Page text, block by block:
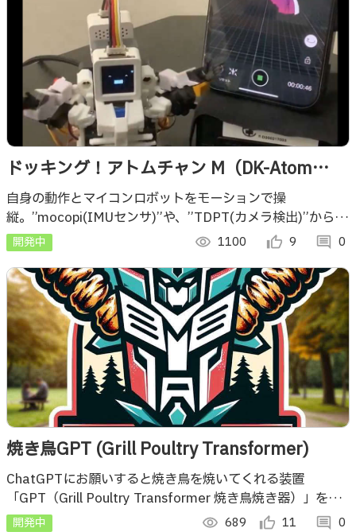
ドッキング！アトムチャン M（DK-Atom
Chan M）
自身の動作とマイコンロボットをモーションで操
縦。”mocopi(IMUセンサ)”や、”TDPT(カメラ検出)”から送
られてくるOSC座標データを使用。モノづくり支援を受け
た2体目と同時操作可能になった
開発中 visibility 1100 thumb_up_alt 9 comment 0
焼き鳥GPT (Grill Poultry Transformer)
ChatGPTにお願いすると焼き鳥を焼いてくれる装置
「GPT（Grill Poultry Transformer 焼き鳥焼き器）」を開
発しました
開発中 visibility 689 thumb_up_alt 11 comment 0